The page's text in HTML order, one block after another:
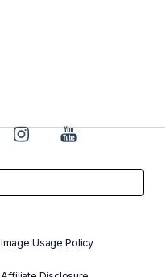
Image Usage Policy